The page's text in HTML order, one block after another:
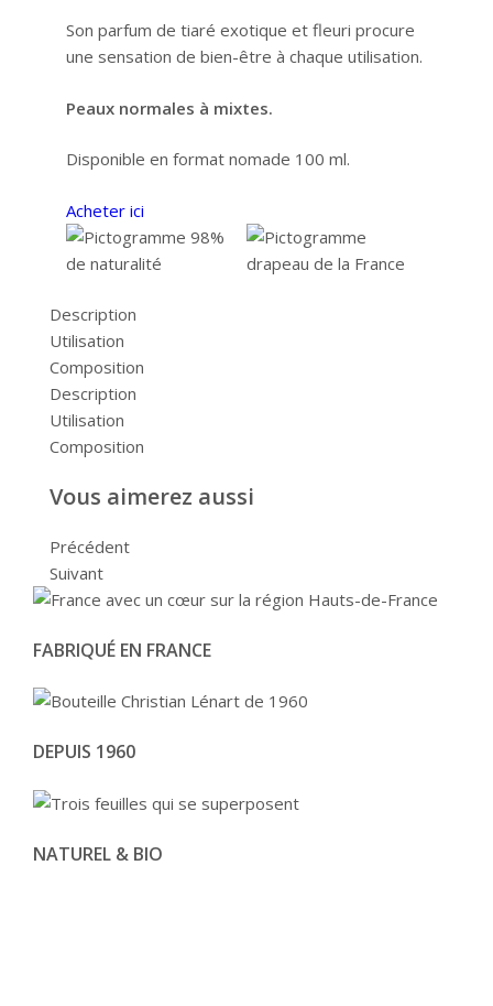
Son parfum de tiaré exotique et fleuri procure
une sensation de bien-être à chaque utilisation.
Peaux normales à mixtes.
Disponible en format nomade 100 ml.
Acheter ici
Description
Utilisation
Composition
Description
Utilisation
Composition
Vous aimerez aussi
Précédent
Suivant
FABRIQUÉ EN FRANCE
DEPUIS 1960
NATUREL & BIO